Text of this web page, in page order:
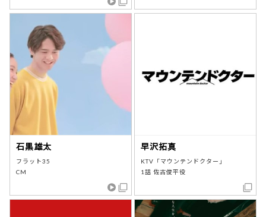
石黒雄太
フラット35
CM
早沢拓真
KTV「マウンテンドクター」
1話 佐古俊平役